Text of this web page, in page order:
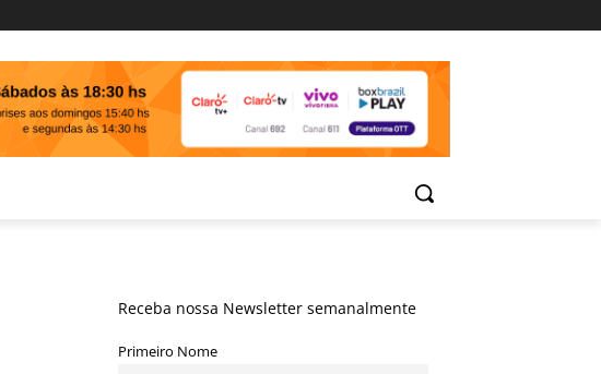
Receba nossa Newsletter semanalmente
Primeiro Nome